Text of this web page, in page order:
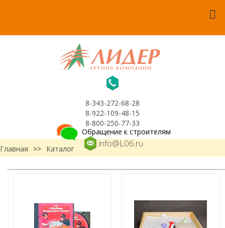
8-343-272-68-28
8-922-109-48-15
8-800-250-77-33
info@L06.ru
Обращение к строителям
Главная
>> Каталог